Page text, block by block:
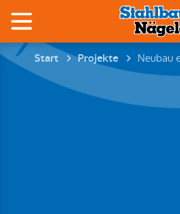
Start Projekte